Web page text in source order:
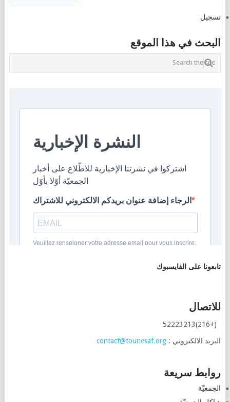
تسجيل
البحث في هذا الموقع
تابعونا على الفايسبوك
للاتصال
(+216)52223213
البريد الالكتروني : contact@tounesaf.org
روابط سريعة
الجمعيّة